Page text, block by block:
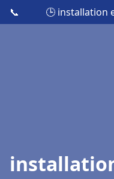
📞 🕒 installation